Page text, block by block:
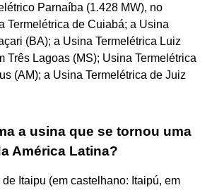
Parnaíba (1.428 MW), no
Termelétrica de Cuiabá; a Usina
(BA); a Usina Termelétrica Luiz
Três Lagoas (MS); Usina Termelétrica
(AM); a Usina Termelétrica de Juiz
a usina que se tornou uma
América Latina?
Itaipu (em castelhano: Itaipú, em